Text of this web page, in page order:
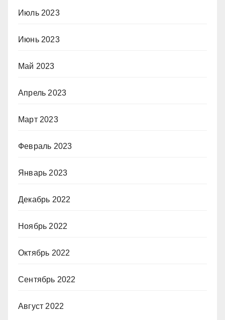
Июль 2023
Июнь 2023
Май 2023
Апрель 2023
Март 2023
Февраль 2023
Январь 2023
Декабрь 2022
Ноябрь 2022
Октябрь 2022
Сентябрь 2022
Август 2022